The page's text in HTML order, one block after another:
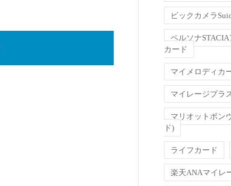
ビックカメラ
ペルソナ
カード
マイメロディカ
マイレージプラ
マリオットボン
ド)
ライフカード
楽天ANAマイレ